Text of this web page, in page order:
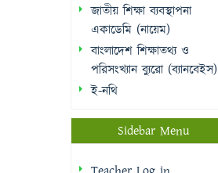
জাতীয় শিক্ষা ব্যবস্থাপনা
একাডেমি (নায়েম)
বাংলাদেশ শিক্ষাতথ্য ও
পরিসংখ্যান ব্যুরো (ব্যানবেইস)
ই-নথি
Sidebar Menu